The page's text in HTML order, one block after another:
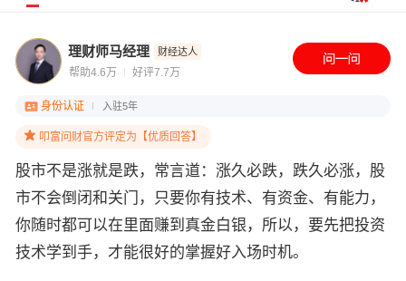
理财师马经理 财经达人
帮助4.6万 好评7.7万
身份认证 入驻5年
叩富问财官方评定为【优质回答】
股市不是涨就是跌，常言道：涨久必跌，跌久必涨，股
市不会倒闭和关门，只要你有技术、有资金、有能力，
你随时都可以在里面赚到真金白银，所以，要先把投资
技术学到手，才能很好的掌握好入场时机。